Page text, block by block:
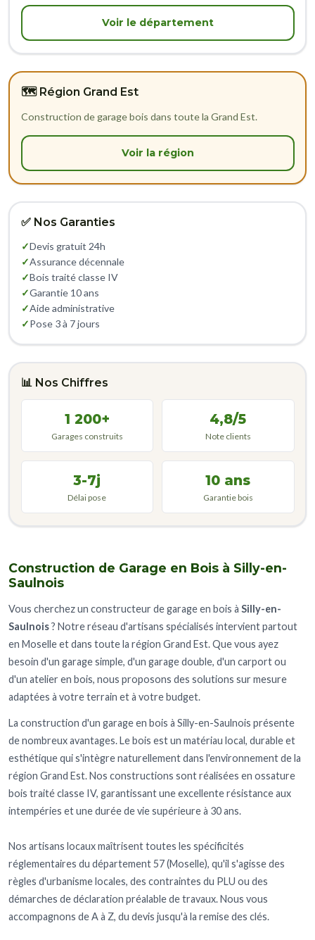
Construction de Garage en Bois à Silly-en-
Saulnois
Vous cherchez un constructeur de garage en bois à Silly-en-
Saulnois? Notre réseau d'artisans spécialisés intervient partout
en Moselle et dans toute la région Grand Est. Que vous ayez
besoin d'un garage simple, d'un garage double, d'un carport ou
d'un atelier en bois, nous proposons des solutions sur mesure
adaptées à votre terrain et à votre budget.
La construction d'un garage en bois à Silly-en-Saulnois présente
de nombreux avantages. Le bois est un matériau local, durable et
esthétique qui s'intègre naturellement dans l'environnement de la
région Grand Est. Nos constructions sont réalisées en ossature
bois traité classe IV, garantissant une excellente résistance aux
intempéries et une durée de vie supérieure à 30 ans.
Nos artisans locaux maîtrisent toutes les spécificités
réglementaires du département 57 (Moselle), qu'il s'agisse des
règles d'urbanisme locales, des contraintes du PLU ou des
démarches de déclaration préalable de travaux. Nous vous
accompagnons de A à Z, du devis jusqu'à la remise des clés.
Voir le département
🗺️ Région Grand Est
Construction de garage bois dans toute la Grand Est.
Voir la région
✅ Nos Garanties
✓Devis gratuit 24h
✓Assurance décennale
✓Bois traité classe IV
✓Garantie 10 ans
✓Aide administrative
✓Pose 3 à 7 jours
📊 Nos Chiffres
1 200+
Garages construits
4,8/5
Note clients
3-7j
Délai pose
10 ans
Garantie bois